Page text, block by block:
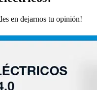
en dejarnos tu opinión!